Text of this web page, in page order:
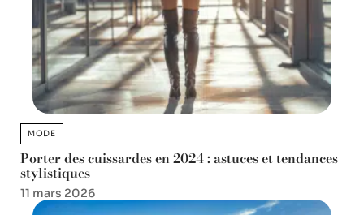
MODE
Porter des cuissardes en 2024 : astuces et tendances
stylistiques
11 mars 2026